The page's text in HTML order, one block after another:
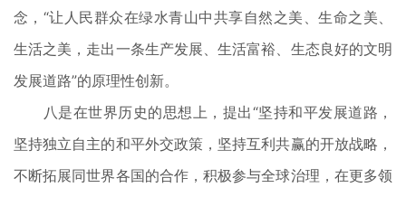
念，“让人民群众在绿水青山中共享自然之美、生命之美、
生活之美，走出一条生产发展、生活富裕、生态良好的文明
发展道路”的原理性创新。
八是在世界历史的思想上，提出“坚持和平发展道路，
坚持独立自主的和平外交政策，坚持互利共赢的开放战略，
不断拓展同世界各国的合作，积极参与全球治理，在更多领